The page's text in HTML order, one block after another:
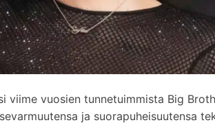
viime vuosien tunnetuimmista Big
ja suorapuheisuutensa